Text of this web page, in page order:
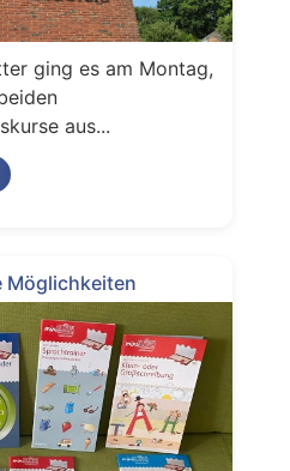
ging es am Montag,
aus...
Möglichkeiten